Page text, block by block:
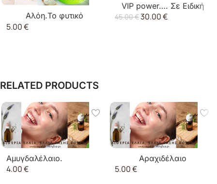
Αλόη.Το φυτικό
κολλαγόνο με την
5.00€
VIP power…. Σε Ειδική
Τιμή.
45.00€30.00€
RELATED PRODUCTS
Αμυγδαλέλαιο.
4.00€
Αραχιδέλαιο
5.00€